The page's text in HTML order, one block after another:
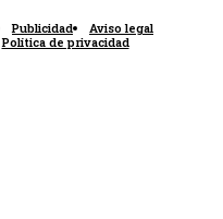
Publicidad
Aviso legal
Política de privacidad